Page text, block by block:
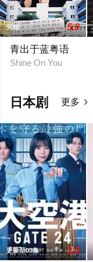
完结 5.0
青出于蓝粤语
Shine On You
日本剧 更多 
更新至03集 3.0